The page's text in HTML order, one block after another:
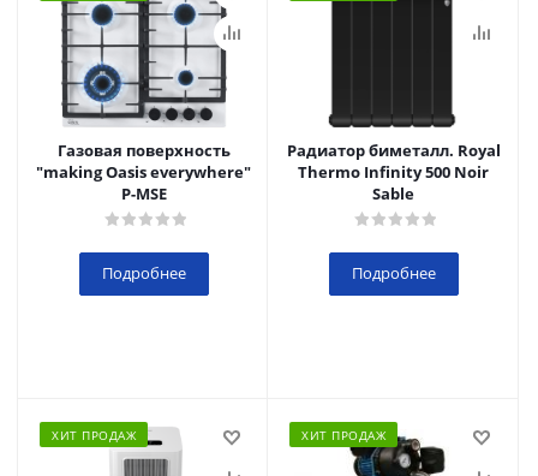
Газовая поверхность
"making Oasis everywhere"
P-MSE
Подробнее
Радиатор биметалл. Royal
Thermo Infinity 500 Noir
Sable
Подробнее
ХИТ ПРОДАЖ ХИТ ПРОДАЖ